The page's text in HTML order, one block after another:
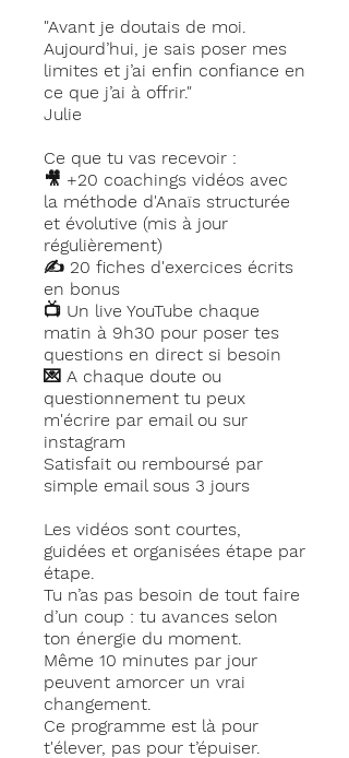
"Avant je doutais de moi.
Aujourd’hui, je sais poser mes
limites et j’ai enfin confiance en
ce que j’ai à offrir."
Julie
Ce que tu vas recevoir :
🎥 +20 coachings vidéos avec
la méthode d'Anaïs structurée
et évolutive (mis à jour
régulièrement)
✍️ 20 fiches d'exercices écrits
en bonus
📺 Un live YouTube chaque
matin à 9h30 pour poser tes
questions en direct si besoin
💌 A chaque doute ou
questionnement tu peux
m'écrire par email ou sur
instagram
Satisfait ou remboursé par
simple email sous 3 jours
Les vidéos sont courtes,
guidées et organisées étape par
étape.
Tu n’as pas besoin de tout faire
d’un coup : tu avances selon
ton énergie du moment.
Même 10 minutes par jour
peuvent amorcer un vrai
changement.
Ce programme est là pour
t'élever, pas pour t’épuiser.